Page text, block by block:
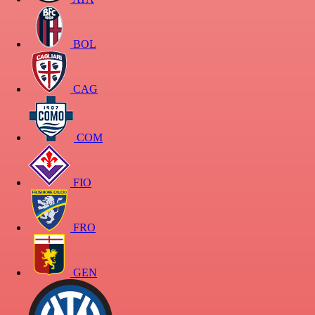
BOL
CAG
COM
FIO
FRO
GEN